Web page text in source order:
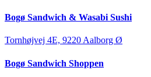
Bogø Sandwich & Wasabi Sushi
Tornhøjvej 4E, 9220 Aalborg Ø
Bogø Sandwich Shoppen